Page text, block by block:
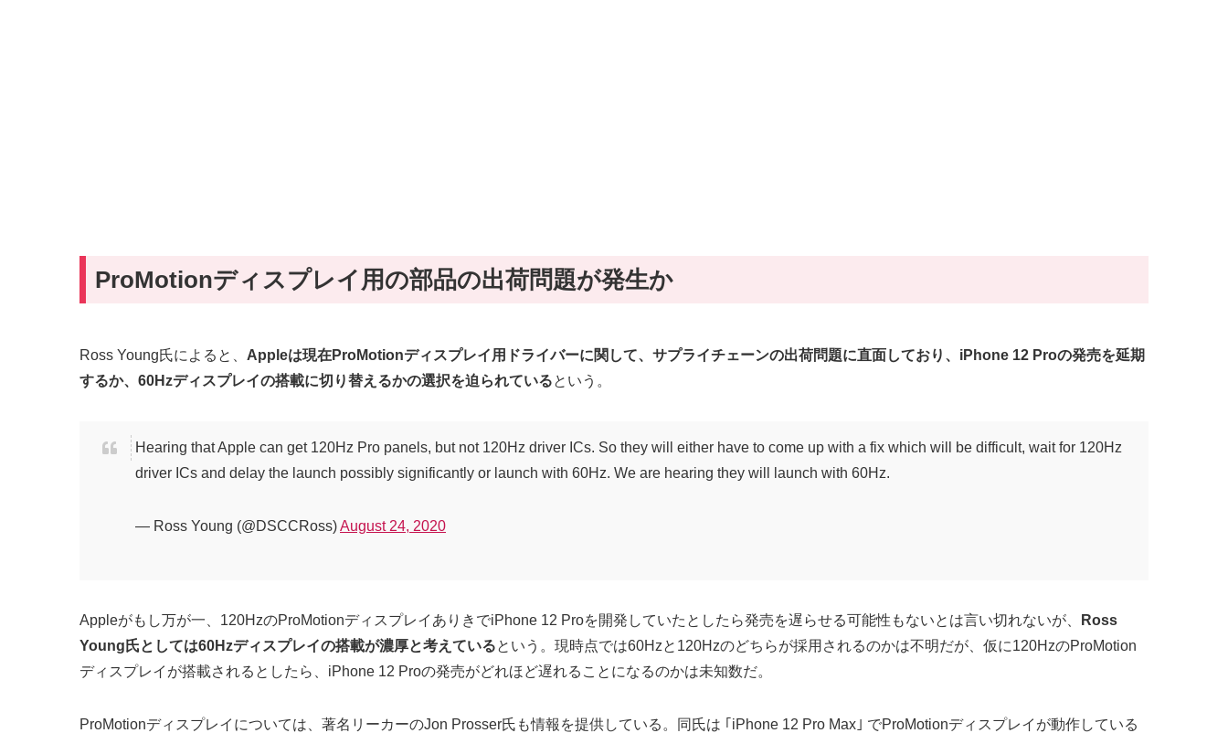
ProMotionディスプレイ用の部品の出荷問題が発生か
Ross Young氏によると、 Appleは現在ProMotionディスプレイ用ドライバーに関して、サプライチェーンの出荷問題に直面しており、iPhone 12 Proの発売を延期
するか、60Hzディスプレイの搭載に切り替えるかの選択を迫られているという。
Hearing that Apple can get 120Hz Pro panels, but not 120Hz driver ICs. So they will either have to come up with a fix which will be difficult, wait for 120Hz
driver ICs and delay the launch possibly significantly or launch with 60Hz. We are hearing they will launch with 60Hz.
— Ross Young (@DSCCRoss)August 24, 2020
Appleがもし万が一、120HzのProMotionディスプレイありきでiPhone 12 Proを開発していたとしたら発売を遅らせる可能性もないとは言い切れないが、
Ross
Young氏としては60Hzディスプレイの搭載が濃厚と考えているという。現時点では60Hzと120Hzのどちらが採用されるのかは不明だが、仮に120HzのProMotion
ディスプレイが搭載されるとしたら、iPhone 12 Proの発売がどれほど遅れることになるのかは未知数だ。
ProMotionディスプレイについては、著名リーカーのJon Prosser氏も情報を提供している。同氏は ｢iPhone 12 Pro Max｣ でProMotionディスプレイが動作している